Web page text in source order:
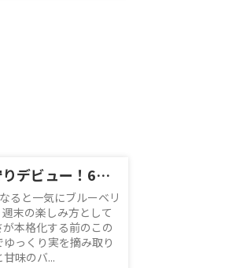
小平でブルーベリー狩りデビュー！6月の味わい方と周辺スポット紹介
ると一気にブルーベリ
末の楽しみ方として
本格化する前のこの
っくり実を摘み取り
味のバ...